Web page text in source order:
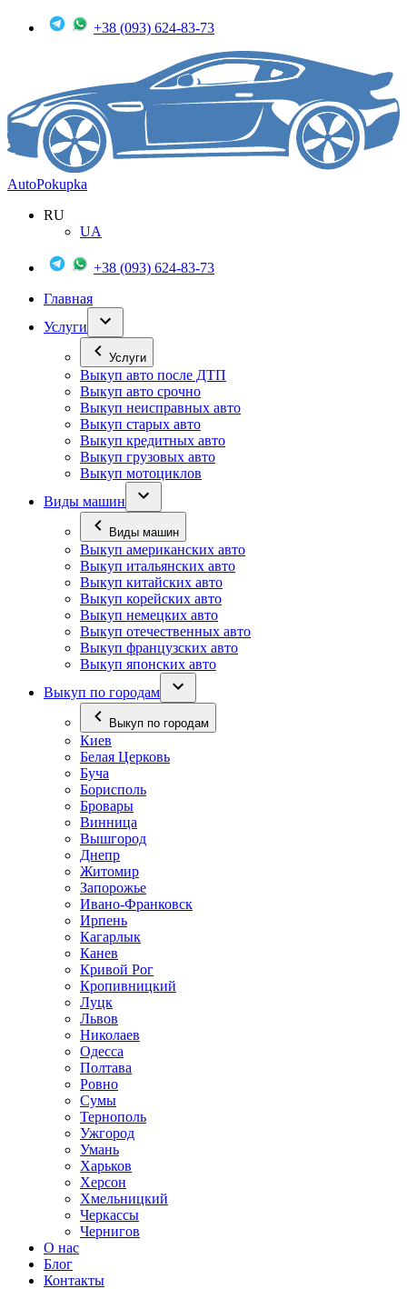
+38 (093) 624-83-73
AutoPokupka
RU
UA
+38 (093) 624-83-73
Главная
Услуги
Услуги
Выкуп авто после ДТП
Выкуп авто срочно
Выкуп неисправных авто
Выкуп старых авто
Выкуп кредитных авто
Выкуп грузовых авто
Выкуп мотоциклов
Виды машин
Виды машин
Выкуп американских авто
Выкуп итальянских авто
Выкуп китайских авто
Выкуп корейских авто
Выкуп немецких авто
Выкуп отечественных авто
Выкуп французских авто
Выкуп японских авто
Выкуп по городам
Выкуп по городам
Киев
Белая Церковь
Буча
Борисполь
Бровары
Винница
Вышгород
Днепр
Житомир
Запорожье
Ивано-Франковск
Ирпень
Кагарлык
Канев
Кривой Рог
Кропивницкий
Луцк
Львов
Николаев
Одесса
Полтава
Ровно
Сумы
Тернополь
Ужгород
Умань
Харьков
Херсон
Хмельницкий
Черкассы
Чернигов
О нас
Блог
Контакты